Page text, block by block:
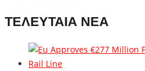
ΤΕΛΕΥΤΑΙΑ ΝΕΑ